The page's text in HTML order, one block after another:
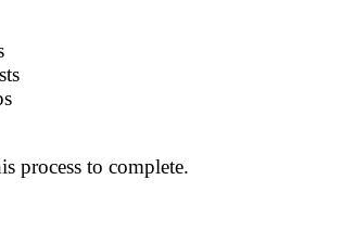
process to complete.